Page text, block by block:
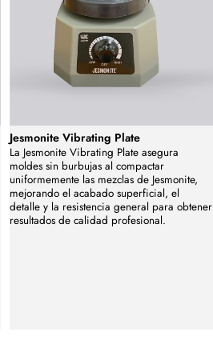
Jesmonite Vibrating Plate
La Jesmonite Vibrating Plate asegura
moldes sin burbujas al compactar
uniformemente las mezclas de Jesmonite,
mejorando el acabado superficial, el
detalle y la resistencia general para obtener
resultados de calidad profesional.